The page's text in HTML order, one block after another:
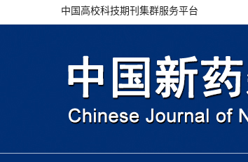
中国高校科技期刊集群服务平台